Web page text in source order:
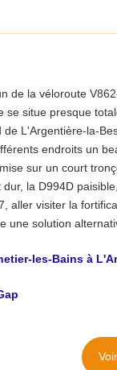
de la véloroute
situe presque
L'Argentière-la-
endroits un
sur un court
la D994D
aller visiter la
solution
les-Bains à